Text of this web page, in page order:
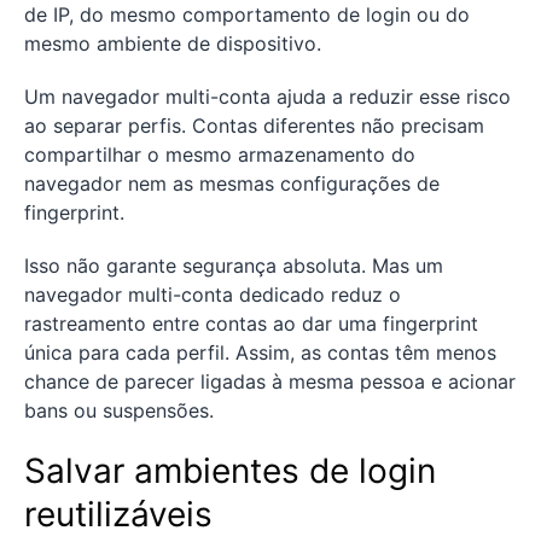
de IP, do mesmo comportamento de login ou do
mesmo ambiente de dispositivo.
Um navegador multi-conta ajuda a reduzir esse risco
ao separar perfis. Contas diferentes não precisam
compartilhar o mesmo armazenamento do
navegador nem as mesmas configurações de
fingerprint.
Isso não garante segurança absoluta. Mas um
navegador multi-conta dedicado reduz o
rastreamento entre contas ao dar uma fingerprint
única para cada perfil. Assim, as contas têm menos
chance de parecer ligadas à mesma pessoa e acionar
bans ou suspensões.
Salvar ambientes de login
reutilizáveis